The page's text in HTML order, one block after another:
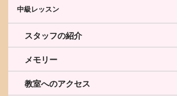
中級レッスン
スタッフの紹介
メモリー
教室へのアクセス